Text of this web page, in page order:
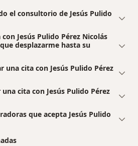
el consultorio de Jesús Pulido
Jesús Pulido Pérez Nicolás
desplazarme hasta su
una cita con Jesús Pulido Pérez
cita con Jesús Pulido Pérez
que acepta Jesús Pulido